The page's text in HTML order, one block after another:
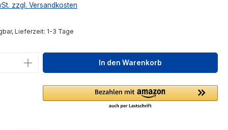
zzgl. Versandkosten
Lieferzeit: 1-3 Tage
Anzahl: Gib den gewünschten Wert
In den Warenkorb